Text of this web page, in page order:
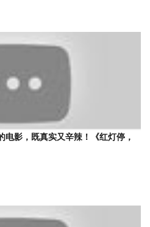
电影，既真实又辛辣！《红灯停，